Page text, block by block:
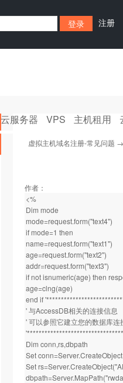
注册
云服务器 VPS 主机租用
虚拟主机域名注册-常见问题
作者：
<%
Dim mode
mode=request.form("text4")
if mode=1 then
name=request.form("text1")
age=request.form("text2")
addr=request.form("text3")
if not isnumeric(age) then
age=clng(age)
end if
' 与AccessDB相关的连接信息
' 可以参照它建立您的数据库连
Dim conn,rs,dbpath
Set
Set